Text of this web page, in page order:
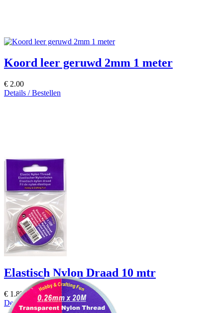
Koord leer geruwd 2mm 1 meter
€ 2.00
Details / Bestellen
Elastisch Nylon Draad 10 mtr
€ 1.85
Details / Bestellen